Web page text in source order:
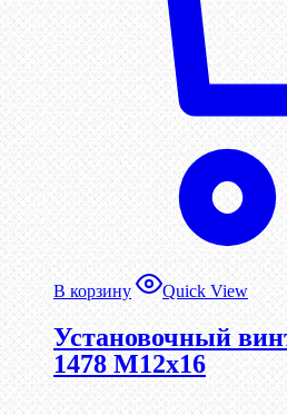
В корзину Quick View
Установочный
1478 М12х16